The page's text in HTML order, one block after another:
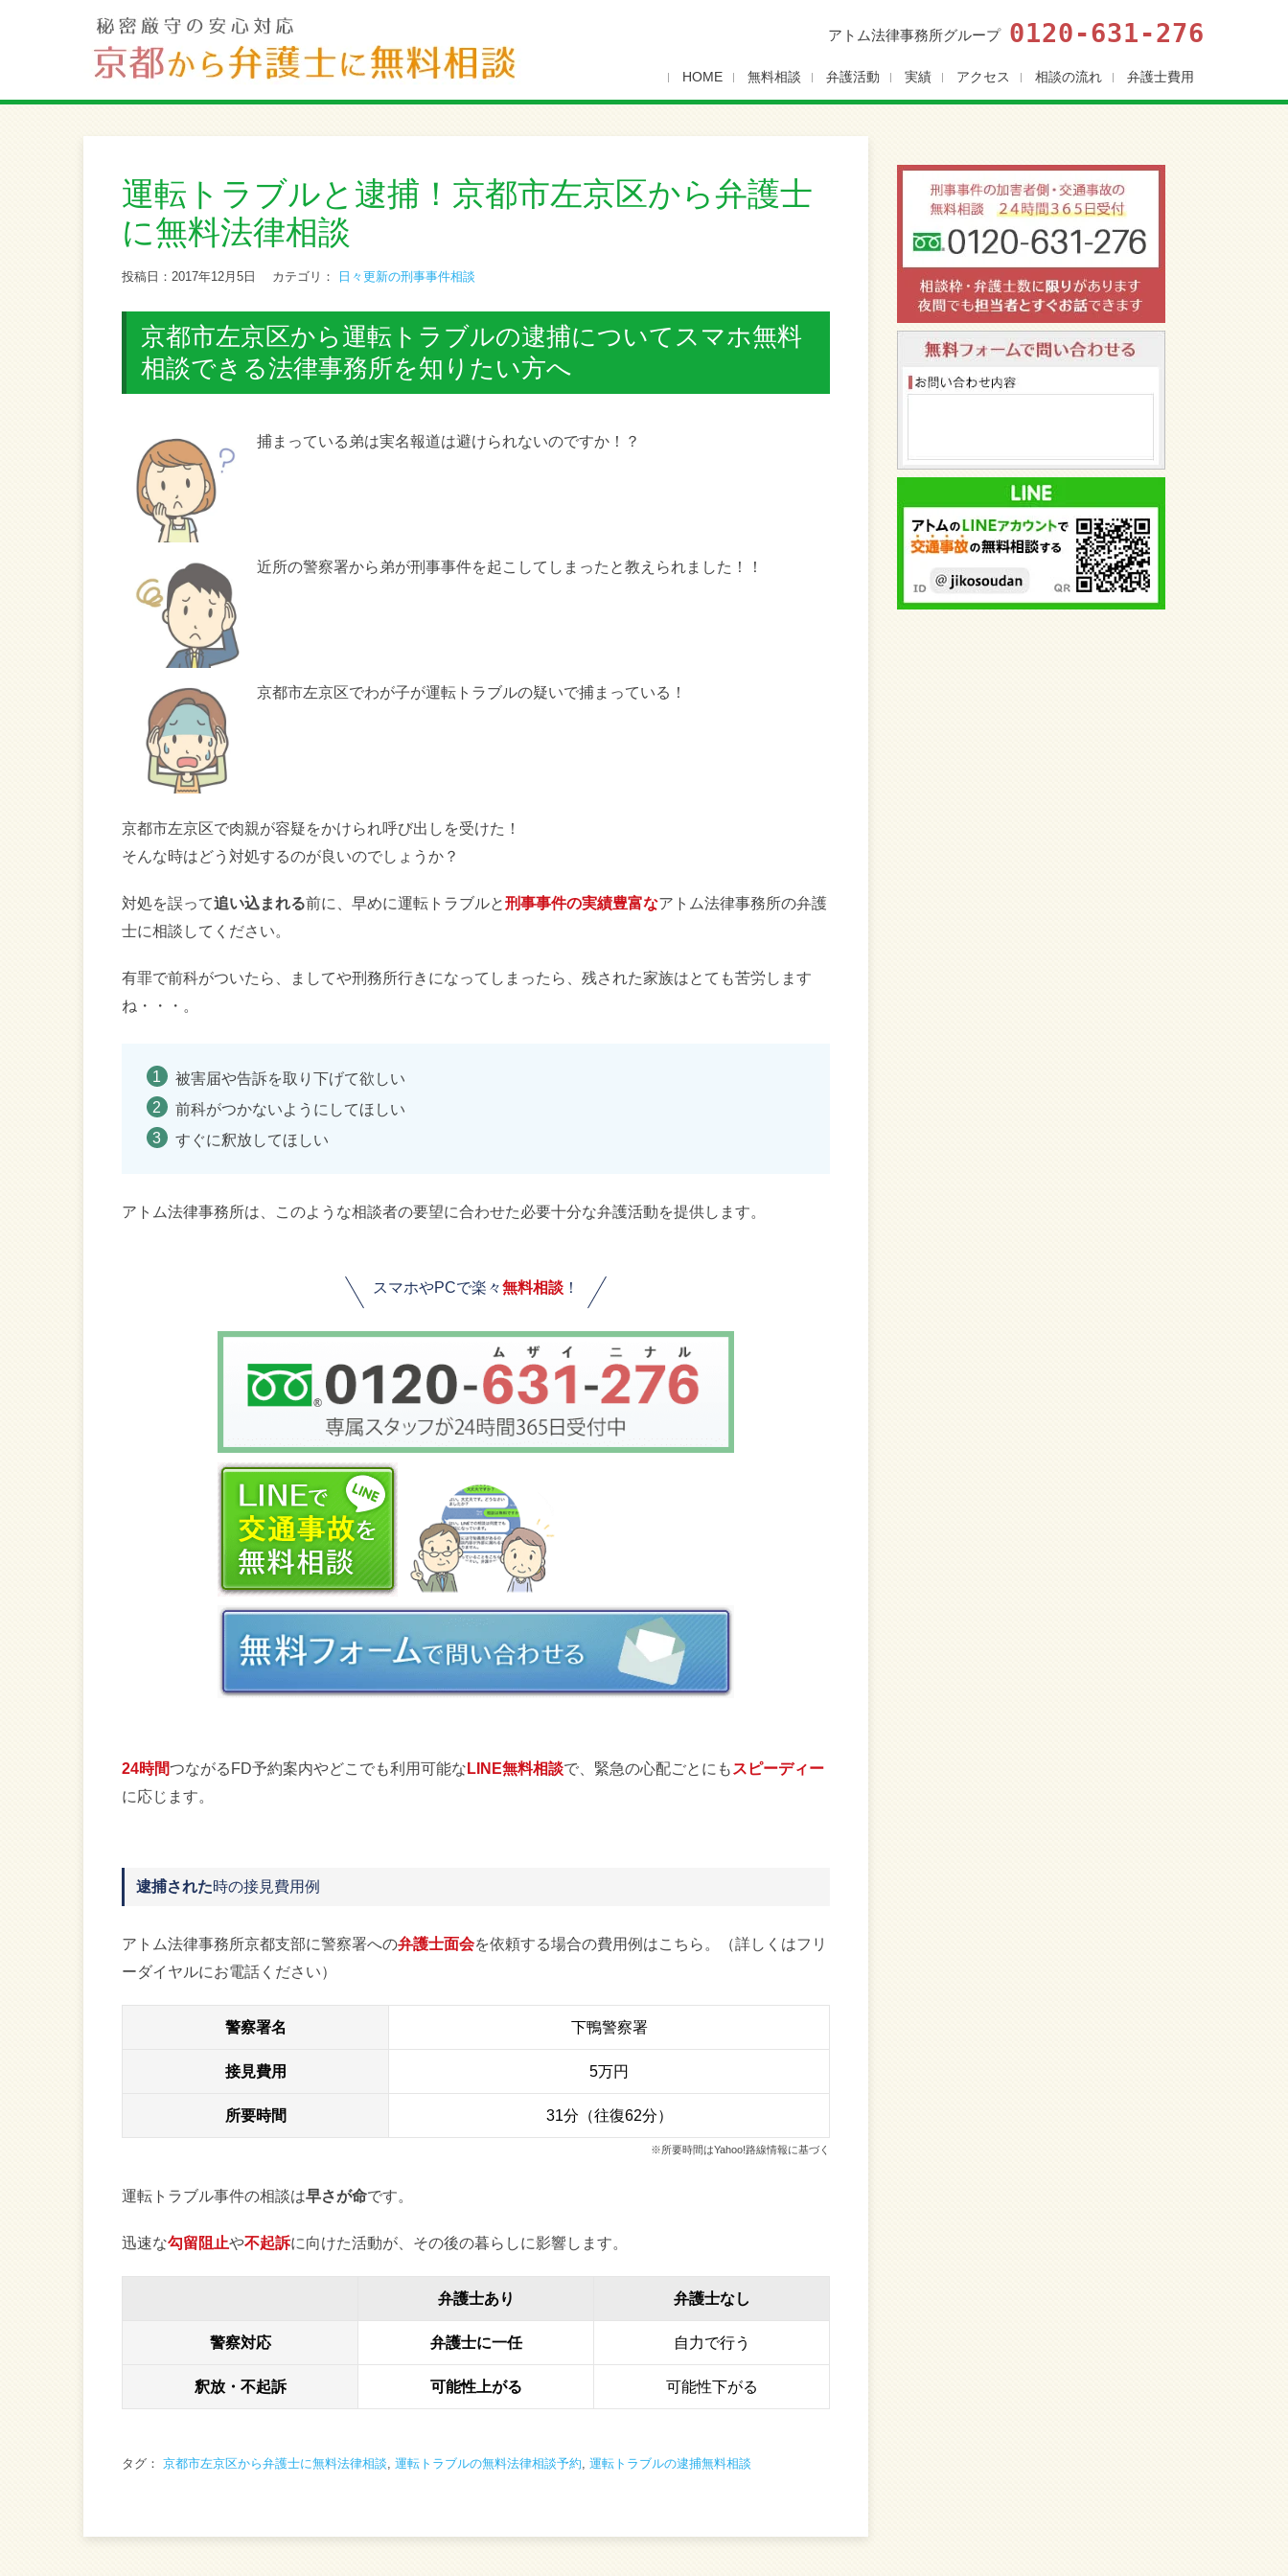
アトム法律事務所グループ 0120-631-276
HOME 無料相談 弁護活動 実績 アクセス 相談の流れ 弁護士費用
運転トラブルと逮捕！京都市左京区から弁護士
に無料法律相談
投稿日：2017年12月5日 カテゴリ： 日々更新の刑事事件相談
京都市左京区から運転トラブルの逮捕についてスマホ無料
相談できる法律事務所を知りたい方へ
捕まっている弟は実名報道は避けられないのですか！？
近所の警察署から弟が刑事事件を起こしてしまったと教えられました！！
京都市左京区でわが子が運転トラブルの疑いで捕まっている！
京都市左京区で肉親が容疑をかけられ呼び出しを受けた！
そんな時はどう対処するのが良いのでしょうか？
対処を誤って追い込まれる前に、早めに運転トラブルと刑事事件の実績豊富なアトム法律事務所の弁護
士に相談してください。
有罪で前科がついたら、ましてや刑務所行きになってしまったら、残された家族はとても苦労します
ね・・・。
被害届や告訴を取り下げて欲しい
前科がつかないようにしてほしい
すぐに釈放してほしい
アトム法律事務所は、このような相談者の要望に合わせた必要十分な弁護活動を提供します。
スマホやPCで楽々無料相談 ！
24時間つながるFD予約案内やどこでも利用可能なLINE無料相談で、緊急の心配ごとにも スピーディー
に応じます。
逮捕された時の接見費用例
アトム法律事務所京都支部に警察署への弁護士面会を依頼する場合の費用例はこちら。（詳しくはフリ
ーダイヤルにお電話ください）
警察署名 下鴨警察署
接見費用 5万円
所要時間 31分（往復62分）
※所要時間はYahoo!路線情報に基づく
運転トラブル事件の相談は早さが命です。
迅速な勾留阻止や不起訴に向けた活動が、その後の暮らしに影響します。
弁護士あり 弁護士なし
警察対応 弁護士に一任 自力で行う
釈放・不起訴 可能性上がる 可能性下がる
タグ： 京都市左京区から弁護士に無料法律相談 運転トラブルの無料法律相談予約 運転トラブルの逮捕無料相談